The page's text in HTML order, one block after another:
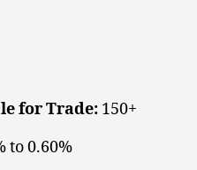
for Trade: 150+
to 0.60%